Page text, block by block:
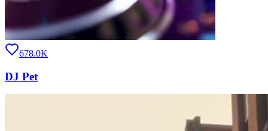
678.0K
DJ Pet